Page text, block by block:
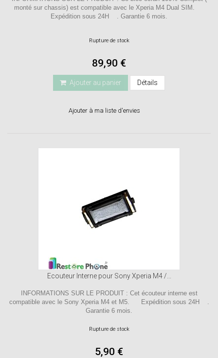
monté sur chassis) est compatible avec le Xperia M4 Dual SIM.
Expédition sous 24H . Garantie 6 mois.
Rupture de stock
89,90 €
Ajouter au panier Détails
Ajouter à ma liste d'envies
Ecouteur Interne pour Sony Xperia M4 /...
INFORMATIONS SUR LE PRODUIT : Cet écouteur interne est
compatible avec le Sony Xperia M4 et M5. Expédition sous 24H .
Garantie 6 mois.
Rupture de stock
5,90 €